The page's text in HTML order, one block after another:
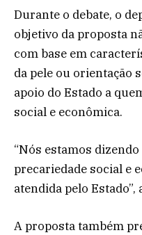
Durante o debate, o
objetivo da proposta
com base em
da pele ou orientação
apoio do Estado a
social e econômica.
“Nós estamos
precariedade social e
atendida pelo
A proposta também